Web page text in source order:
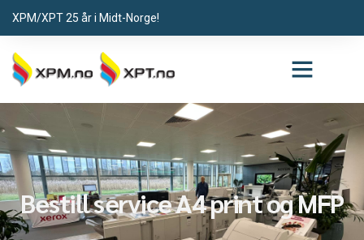
XPM/XPT 25 år i Midt-Norge!
Bestill service A4 print og MFP